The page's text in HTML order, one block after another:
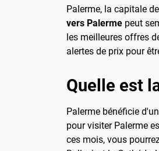
Palerme, la capitale
vers Palerme peut
les meilleures offres
alertes de prix pour
Quelle est
Palerme bénéficie
pour visiter Palerme
ces mois, vous